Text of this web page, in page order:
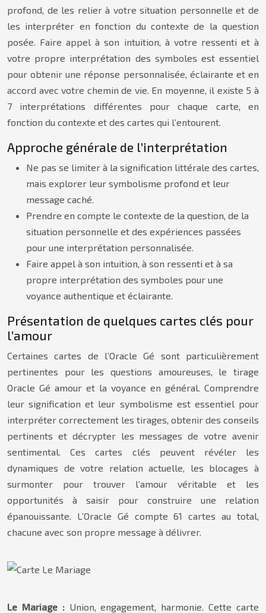
profond, de les relier à votre situation personnelle et de
les interpréter en fonction du contexte de la question
posée. Faire appel à son intuition, à votre ressenti et à
votre propre interprétation des symboles est essentiel
pour obtenir une réponse personnalisée, éclairante et en
accord avec votre chemin de vie. En moyenne, il existe 5 à
7 interprétations différentes pour chaque carte, en
fonction du contexte et des cartes qui l’entourent.
Approche générale de l’interprétation
Ne pas se limiter à la signification littérale des cartes,
mais explorer leur symbolisme profond et leur
message caché.
Prendre en compte le contexte de la question, de la
situation personnelle et des expériences passées
pour une interprétation personnalisée.
Faire appel à son intuition, à son ressenti et à sa
propre interprétation des symboles pour une
voyance authentique et éclairante.
Présentation de quelques cartes clés pour
l’amour
Certaines cartes de l’Oracle Gé sont particulièrement
pertinentes pour les questions amoureuses, le tirage
Oracle Gé amour et la voyance en général. Comprendre
leur signification et leur symbolisme est essentiel pour
interpréter correctement les tirages, obtenir des conseils
pertinents et décrypter les messages de votre avenir
sentimental. Ces cartes clés peuvent révéler les
dynamiques de votre relation actuelle, les blocages à
surmonter pour trouver l’amour véritable et les
opportunités à saisir pour construire une relation
épanouissante. L’Oracle Gé compte 61 cartes au total,
chacune avec son propre message à délivrer.
Le Mariage : Union, engagement, harmonie. Cette carte